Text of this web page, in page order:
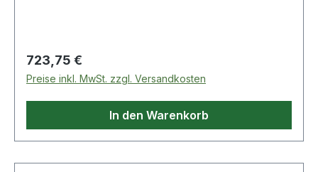
Regulärer Preis:
723,75 €
Preise inkl. MwSt. zzgl. Versandkosten
In den Warenkorb